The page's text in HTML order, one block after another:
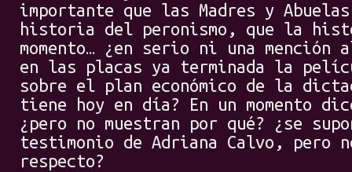
importante que las Madres y
historia del peronismo, que la
momento… ¿en serio ni una
en las placas ya terminada la
sobre el plan económico de la
tiene hoy en día? En un momento
¿pero no muestran por qué? ¿se
testimonio de Adriana Calvo, pero
respecto?